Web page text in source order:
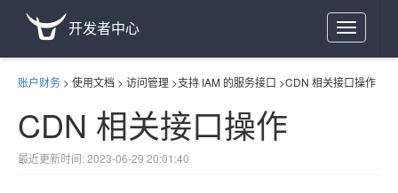
Toggle
navigation
开发者中心
账户财务 > 使用文档 > 访问管理 >支持 IAM 的服务接口 >CDN 相关接口操作
CDN 相关接口操作
最近更新时间: 2023-06-29 20:01:40